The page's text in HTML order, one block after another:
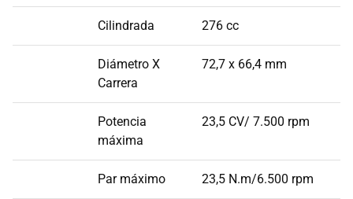
Cilindrada 276 cc
Diámetro X
Carrera
72,7 x 66,4 mm
Potencia
máxima
23,5 CV/ 7.500 rpm
Par máximo 23,5 N.m/6.500 rpm